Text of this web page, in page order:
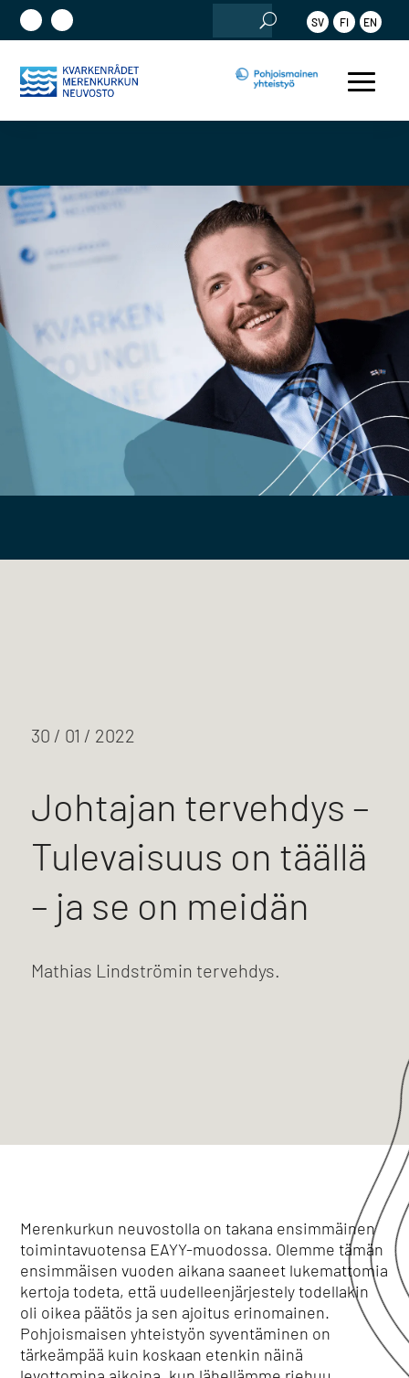
SV FI EN
30 / 01 / 2022
Johtajan tervehdys –
Tulevaisuus on täällä
– ja se on meidän
Mathias Lindströmin tervehdys.
Merenkurkun neuvostolla on takana ensimmäinen
toimintavuotensa EAYY-muodossa. Olemme tämän
ensimmäisen vuoden aikana saaneet lukemattomia
kertoja todeta, että uudelleenjärjestely todellakin
oli oikea päätös ja sen ajoitus erinomainen.
Pohjoismaisen yhteistyön syventäminen on
tärkeämpää kuin koskaan etenkin näinä